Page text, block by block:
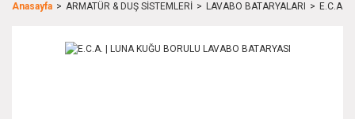
Anasayfa ARMATÜR & DUŞ SİSTEMLERİ LAVABO BATARYALARI E.C.A. |